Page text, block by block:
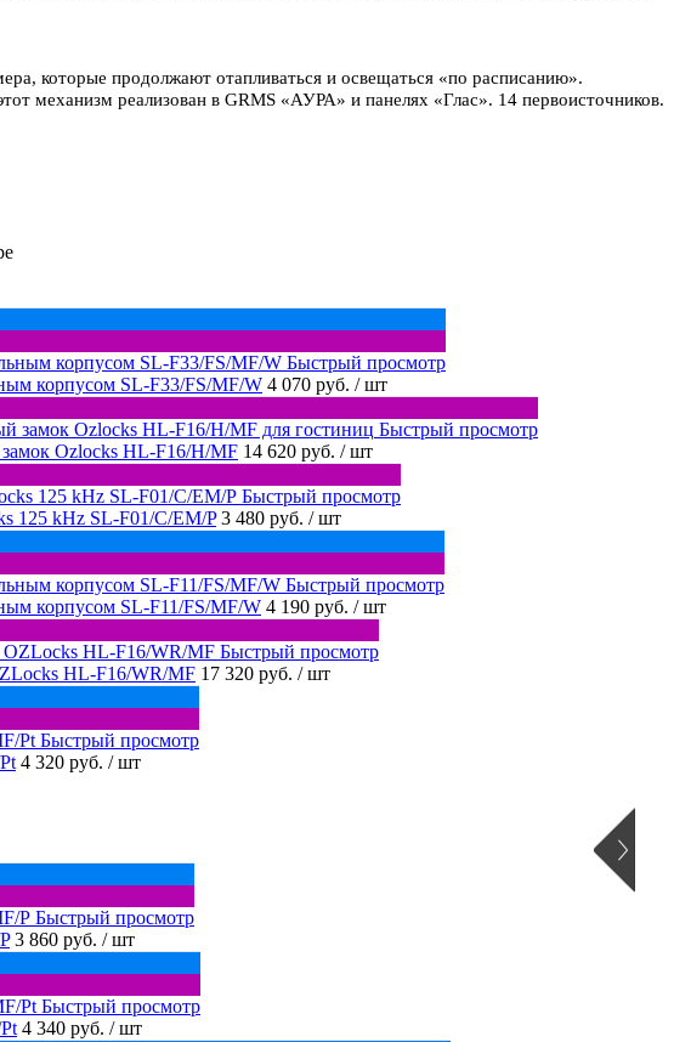
которые продолжают отапливаться и освещаться «по расписанию».
механизм реализован в GRMS «АУРА» и панелях «Глас». 14 первоисточников.
Быстрый просмотр
корпусом SL-F33/FS/MF/W 4 070 руб. / шт
Быстрый просмотр
Ozlocks HL-F16/H/MF 14 620 руб. / шт
Быстрый просмотр
125 kHz SL-F01/C/EM/P 3 480 руб. / шт
Быстрый просмотр
корпусом SL-F11/FS/MF/W 4 190 руб. / шт
Быстрый просмотр
HL-F16/WR/MF 17 320 руб. / шт
Быстрый просмотр
4 320 руб. / шт
Быстрый просмотр
3 860 руб. / шт
Быстрый просмотр
4 340 руб. / шт